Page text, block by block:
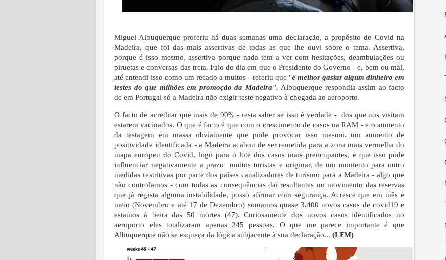
Miguel Albuquerque proferiu há duas semanas uma declaração, a propósito do Covid na
Madeira, que foi das mais assertivas de todas as que lhe ouvi sobre o tema. Assertiva,
porque é isso mesmo, assertiva porque nada tem a ver com hesitações, deambulações ou
piruetas e conversas das treta. Falo do dia em que o Presidente do Governo - e, bem ou mal,
até entendi isso como um recado a muitos - referiu que "é melhor gastar algum dinheiro em
testes do que milhões em promoção da Madeira". Albuquerque respondia assim ao facto
de em Portugal só a Madeira não exigir teste negativo à chegada ao aeroporto.
O facto de acreditar que mais de 90% - resta saber se isso é verdade - dos que nos visitam
estarem vacinados. O que é facto é que com o crescimento de casos na RAM - e o aumento
da testagem em massa obviamente que pode provocar isso mesmo. um aumento de
positividade identificada - a Madeira acabou de ser remetida para a zona mais vermelha do
mapa europeu do Covid, logo para o lote dos casos mais preocupantes, e que isso pode
influenciar negativamente a prazo muitos turistas e originar, de um momento para outro
medidas restritivas por parte dos países canalizadores de turismo para a Madeira - algo que
não controlamos - com todas as consequências daí resultantes no movimento das reservas
que já regista alguma instabilidade, posso afirmar com segurança. Acresce que em mês e
meio (Novembro e até 17 de Dezembro) somamos quase 3.400 novos casos de covid19 e
estamos à beira das 50 mortes (47). Curiosamente dos novos casos identificados no
aeroporto eles totalizaram apenas 245 pessoas. O que me parece importante é que
Albuquerque não se esqueça da lógica subjacente à sua declaração... (LFM)